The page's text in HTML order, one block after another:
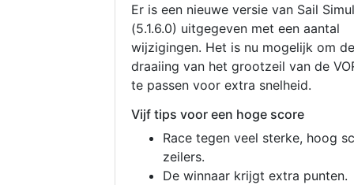
Er is een nieuwe versie van Sail
(5.1.6.0) uitgegeven met een aantal
wijzigingen. Het is nu mogelijk om de
draaiing van het grootzeil van de
te passen voor extra snelheid.
Vijf tips voor een hoge score
Race tegen veel sterke, hoog
zeilers.
De winnaar krijgt extra punten.